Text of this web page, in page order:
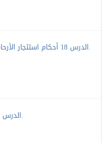
الدرس 18 أحكام استئجار الأرحام وأثر ذلك في ثبوت النسب والتوارث.
الدرس 17 أحكام زراعة ونقل الأعضاء البشرية.